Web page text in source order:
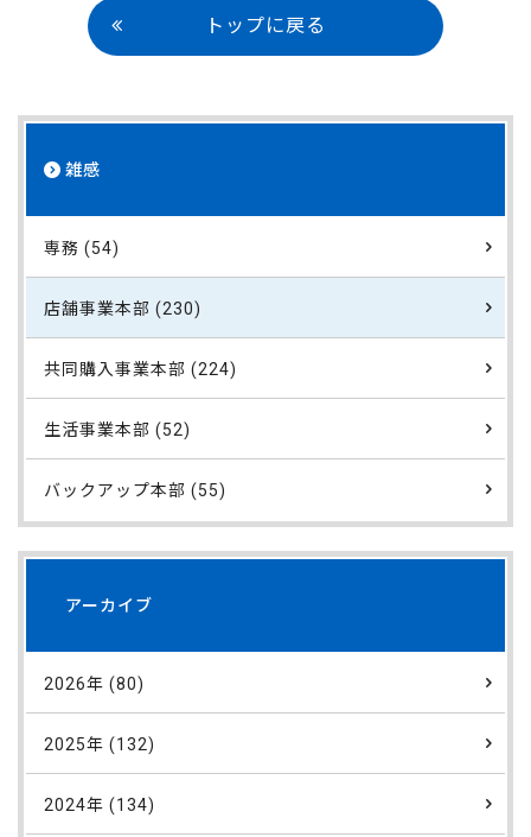
トップに戻る
雑感
専務 (54)
店舗事業本部 (230)
共同購入事業本部 (224)
生活事業本部 (52)
バックアップ本部 (55)
アーカイブ
2026年 (80)
2025年 (132)
2024年 (134)